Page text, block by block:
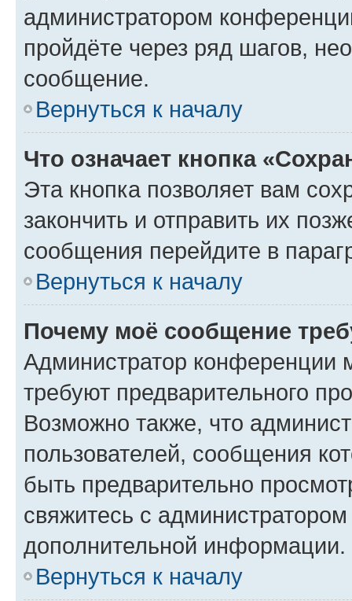
администратором
пройдёте через ряд шагов,
сообщение.
Вернуться к началу
Что означает кнопка
Эта кнопка позволяет вам
закончить и отправить их
сообщения перейдите в
Вернуться к началу
Почему моё сообщение
Администратор конференции
требуют предварительного
Возможно также, что
пользователей, сообщения
быть предварительно
свяжитесь с
дополнительной информации.
Вернуться к началу